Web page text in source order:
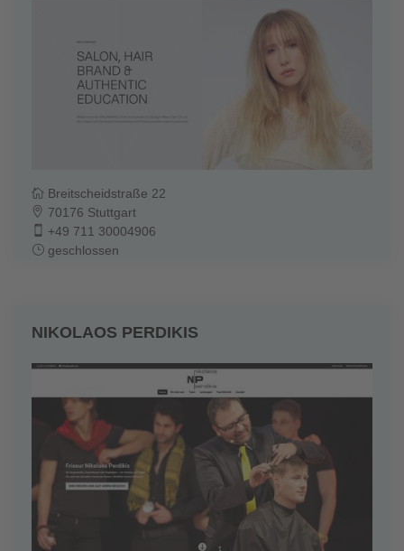
Breitscheidstraße 22
70176 Stuttgart
+49 711 30004906
geschlossen
NIKOLAOS PERDIKIS